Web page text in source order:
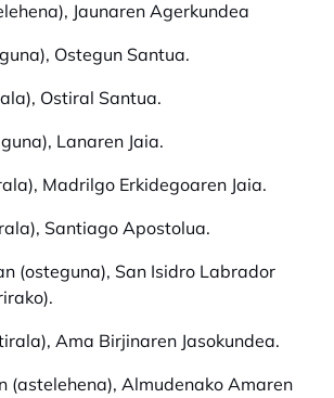
Jaunaren Agerkundea
Ostegun Santua.
Ostiral Santua.
Lanaren Jaia.
Madrilgo Erkidegoaren Jaia.
Santiago Apostolua.
(osteguna), San Isidro Labrador
Ama Birjinaren Jasokundea.
(astelehena), Almudenako Amaren